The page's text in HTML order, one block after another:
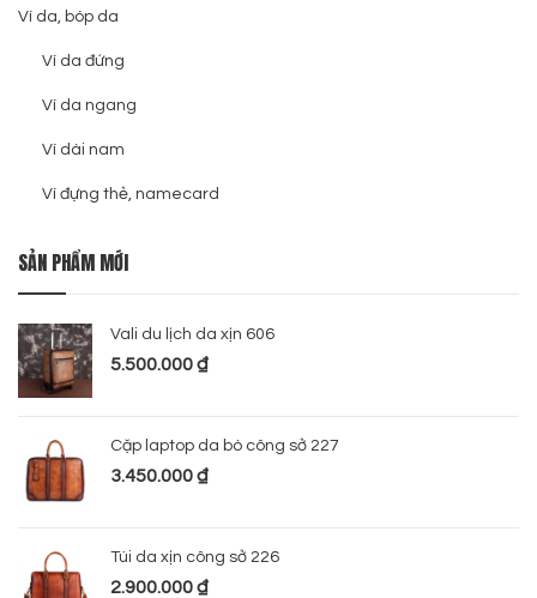
Ví da, bóp da
Ví da đứng
Ví da ngang
Ví dài nam
Ví đựng thẻ, namecard
SẢN PHẨM MỚI
Vali du lịch da xịn 606
5.500.000₫
Cặp laptop da bò công sở 227
3.450.000₫
Túi da xịn công sở 226
2.900.000₫